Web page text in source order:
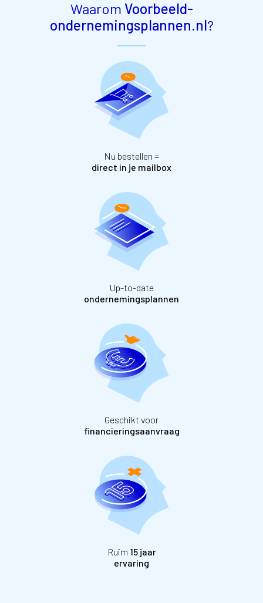
Waarom Voorbeeld-
ondernemingsplannen.nl?
Nu bestellen =
direct in je mailbox
Up-to-date
ondernemingsplannen
Geschikt voor
financieringsaanvraag
Ruim 15 jaar
ervaring